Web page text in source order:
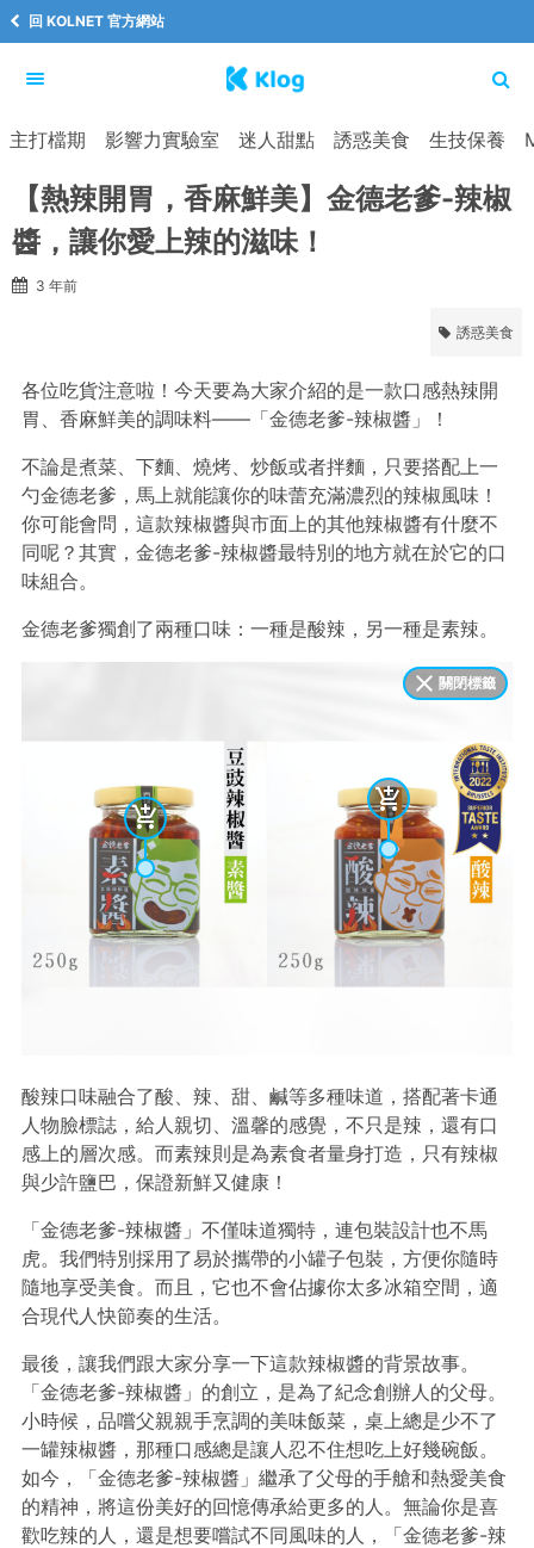
回 KOLNET 官方網站
主打檔期 影響力實驗室 迷人甜點 誘惑美食 生技保養
【熱辣開胃，香麻鮮美】金德老爹-辣椒
醬，讓你愛上辣的滋味！
3 年前
誘惑美食
各位吃貨注意啦！今天要為大家介紹的是一款口感熱辣開
胃、香麻鮮美的調味料——「金德老爹-辣椒醬」！
不論是煮菜、下麵、燒烤、炒飯或者拌麵，只要搭配上一
勺金德老爹，馬上就能讓你的味蕾充滿濃烈的辣椒風味！
你可能會問，這款辣椒醬與市面上的其他辣椒醬有什麼不
同呢？其實，金德老爹-辣椒醬最特別的地方就在於它的口
味組合。
金德老爹獨創了兩種口味：一種是酸辣，另一種是素辣。
關閉標籤
酸辣口味融合了酸、辣、甜、鹹等多種味道，搭配著卡通
人物臉標誌，給人親切、溫馨的感覺，不只是辣，還有口
感上的層次感。而素辣則是為素食者量身打造，只有辣椒
與少許鹽巴，保證新鮮又健康！
「金德老爹-辣椒醬」不僅味道獨特，連包裝設計也不馬
虎。我們特別採用了易於攜帶的小罐子包裝，方便你隨時
隨地享受美食。而且，它也不會佔據你太多冰箱空間，適
合現代人快節奏的生活。
最後，讓我們跟大家分享一下這款辣椒醬的背景故事。
「金德老爹-辣椒醬」的創立，是為了紀念創辦人的父母。
小時候，品嚐父親親手烹調的美味飯菜，桌上總是少不了
一罐辣椒醬，那種口感總是讓人忍不住想吃上好幾碗飯。
如今，「金德老爹-辣椒醬」繼承了父母的手艙和熱愛美食
的精神，將這份美好的回憶傳承給更多的人。無論你是喜
歡吃辣的人，還是想要嚐試不同風味的人，「金德老爹-辣